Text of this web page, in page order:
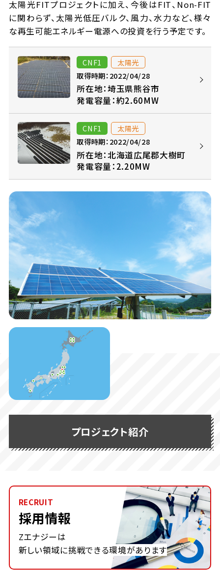
太陽光FITプロジェクトに加え、今後はFIT、Non-FIT
に関わらず、太陽光低圧バルク、風力、水力など、様々
な再生可能エネルギー電源への投資を行う予定です。
CNF1
太陽光
取得時期：2022/04/28
所在地：埼玉県熊谷市
発電容量：約2.60MW
CNF1
太陽光
取得時期：2022/04/28
所在地：北海道広尾郡大樹町
発電容量：2.20MW
プロジェクト紹介
RECRUIT
採用情報
Zエナジーは
新しい領域に挑戦できる環境があります